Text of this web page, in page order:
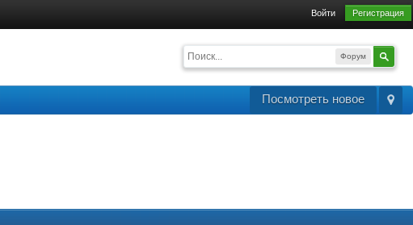
Войти Регистрация
Форум
Посмотреть новое